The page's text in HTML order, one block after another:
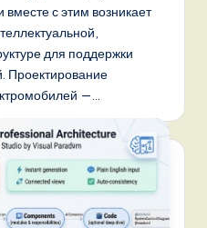
с этим возникает
для поддержки
Проектирование
—…